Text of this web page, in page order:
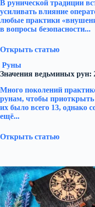
В рунической традиции
усиливать влияние
любые практики
в вопросы безопасности...
Открыть статью
Руны
Значения ведьминых рун:
Много поколений
рунам, чтобы приоткрыть
их было всего 13, однако
ещё...
Открыть статью